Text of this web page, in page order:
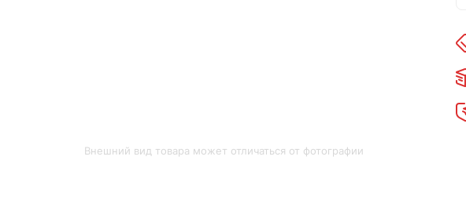
Внешний вид товара может отличаться от фотографии